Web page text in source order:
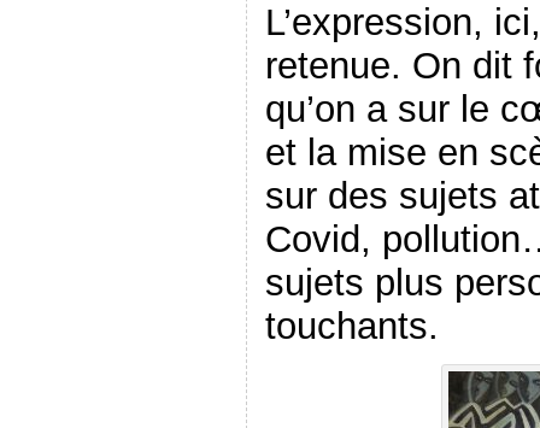
L’expression,
retenue. On dit
qu’on a sur le
et la mise en
sur des sujets
Covid,
sujets plus
touchants.